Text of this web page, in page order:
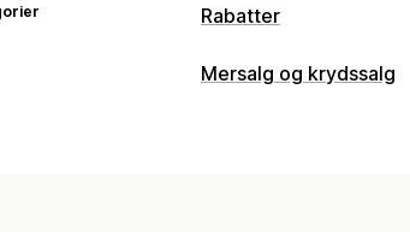
Rabatter
Rabattyper
Mersalg og krydssalg